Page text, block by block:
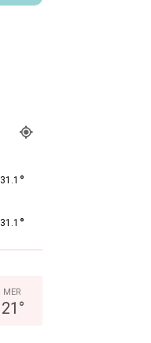
31.1 °
31.1 °
MER
21 °